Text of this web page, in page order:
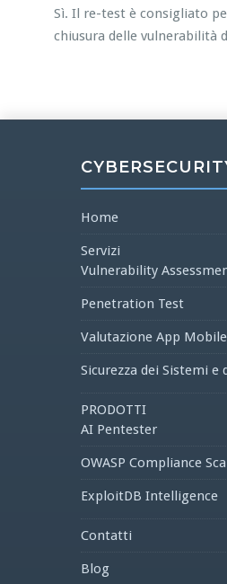
Sì. Il re-test è consigliato
chiusura delle vulnerabilità
Home
Servizi
Vulnerability
Penetration Test
Valutazione App Mobile
Sicurezza dei Sistemi e
PRODOTTI
AI Pentester
OWASP Compliance
ExploitDB Intelligence
Contatti
Blog